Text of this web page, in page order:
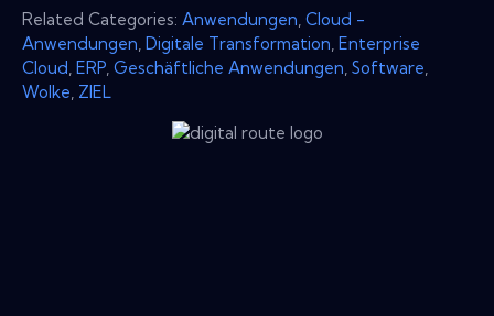
Related Categories: Anwendungen Cloud -
Anwendungen Digitale Transformation Enterprise
Cloud ERP Geschäftliche Anwendungen Software
Wolke ZIEL